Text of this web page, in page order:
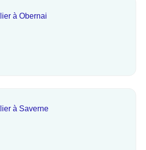
à Obernai
à Saverne